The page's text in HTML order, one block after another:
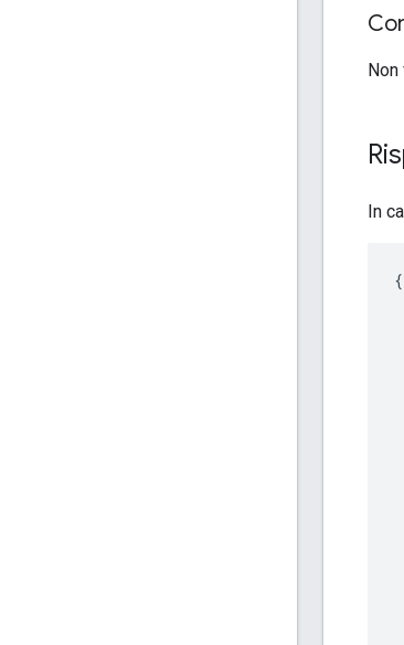
In